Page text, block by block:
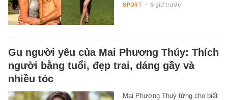
SPORT - 6 giờ trước
Gu người yêu của Mai Phương Thúy: Thích
người bằng tuổi, đẹp trai, dáng gầy và
nhiều tóc
Mai Phương Thuý từng cho biết